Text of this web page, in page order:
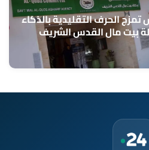
الحرف التقليدية بالذكاء
بيت مال القدس الشريف